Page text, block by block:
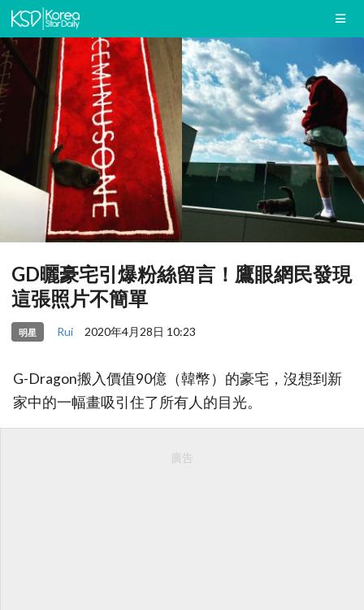
GD曬豪宅引爆粉絲留言！鷹眼網民發現
這張照片不簡單
明星 Rui 2020年4月28日 10:23
G-Dragon搬入價值90億（韓幣）的豪宅，沒想到新
家中的一幅畫吸引住了所有人的目光。
廣告